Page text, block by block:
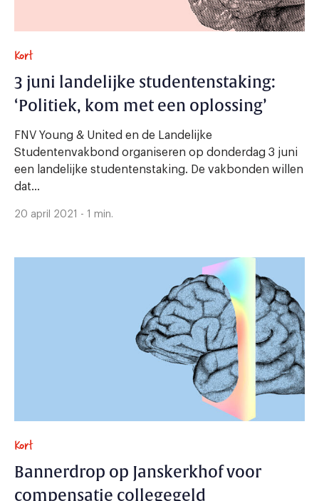
Kort
3 juni landelijke studentenstaking:
‘Politiek, kom met een oplossing’
FNV Young & United en de Landelijke
Studentenvakbond organiseren op donderdag 3 juni
een landelijke studentenstaking. De vakbonden willen
dat...
20 april 2021 - 1 min.
Kort
Bannerdrop op Janskerkhof voor
compensatie collegegeld